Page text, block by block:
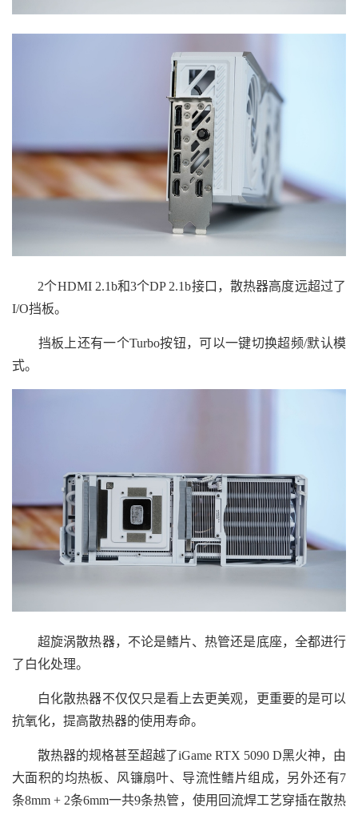
2个HDMI 2.1b和3个DP 2.1b接口，散热器高度远超过了
I/O挡板。
挡板上还有一个Turbo按钮，可以一键切换超频/默认模
式。
超旋涡散热器，不论是鳍片、热管还是底座，全都进行
了白化处理。
白化散热器不仅仅只是看上去更美观，更重要的是可以
抗氧化，提高散热器的使用寿命。
散热器的规格甚至超越了iGame RTX 5090 D黑火神，由
大面积的均热板、风镰扇叶、导流性鳍片组成，另外还有7
条8mm + 2条6mm一共9条热管，使用回流焊工艺穿插在散热